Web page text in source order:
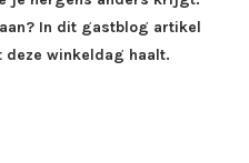
In dit gastblog artikel
winkeldag haalt.